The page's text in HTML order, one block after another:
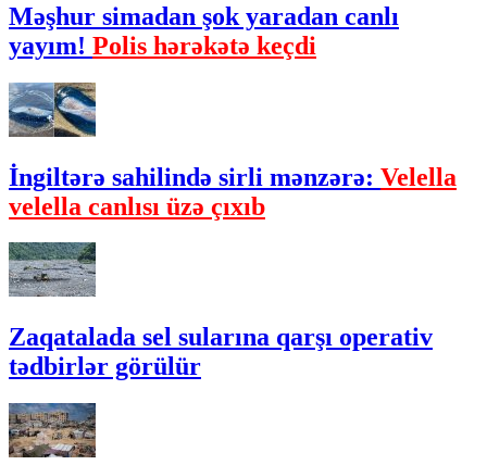
Məşhur simadan şok yaradan canlı
yayım! Polis hərəkətə keçdi
İngiltərə sahilində sirli mənzərə: Velella
velella canlısı üzə çıxıb
Zaqatalada sel sularına qarşı operativ
tədbirlər görülür